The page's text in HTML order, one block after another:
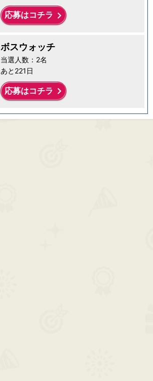
応募はコチラ keyboard_arrow_right
ボスウォッチ
当選人数：2名
あと221日
応募はコチラ keyboard_arrow_right